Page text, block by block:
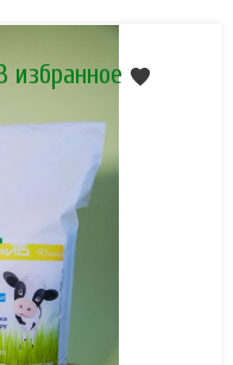
избранное